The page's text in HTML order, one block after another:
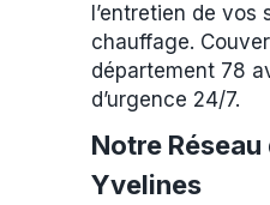
l’entretien de vos
chauffage.
département 78
d’urgence 24/7.
Notre
Yvelines